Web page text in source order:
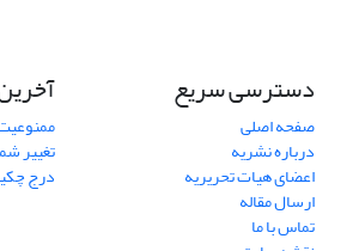
دسترسی سریع
صفحه اصلی
درباره نشریه
اعضای هیات تحریریه
ارسال مقاله
تماس با ما
تغییر
درج